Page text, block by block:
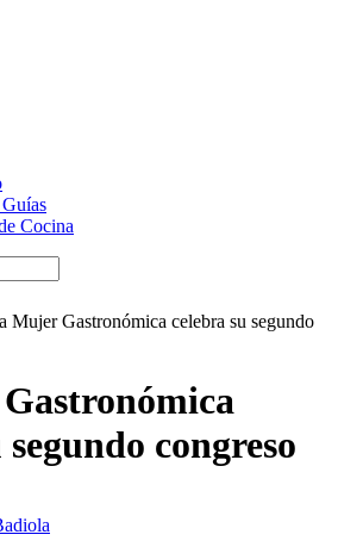
Cocina
Mujer Gastronómica celebra su segundo
congreso